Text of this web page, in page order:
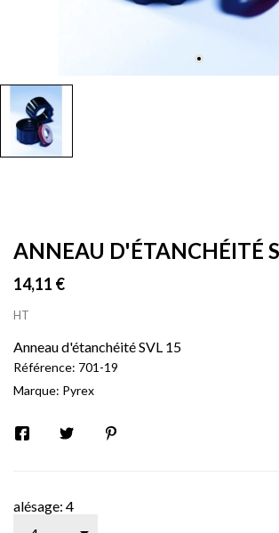
ANNEAU D'ÉTANCHÉITÉ
14,11 €
HT
Anneau d'étanchéité SVL 15
Référence: 701-19
Marque: Pyrex
alésage: 4